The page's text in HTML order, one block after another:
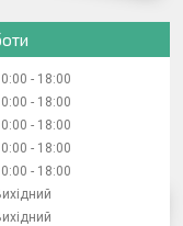
18:00
18:00
18:00
18:00
18:00